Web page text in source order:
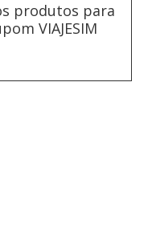
produtos para
VIAJESIM